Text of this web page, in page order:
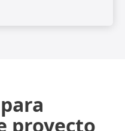
proyecto